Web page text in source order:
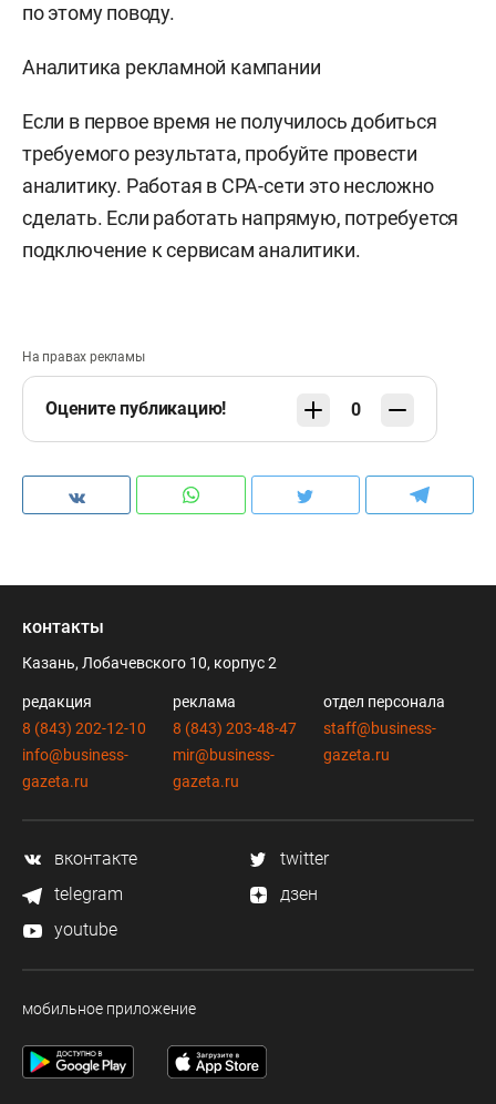
по этому поводу.
Аналитика рекламной кампании
Если в первое время не получилось добиться
требуемого результата, пробуйте провести
аналитику. Работая в CPA-сети это несложно
сделать. Если работать напрямую, потребуется
подключение к сервисам аналитики.
На правах рекламы
Оцените публикацию! 0
контакты
Казань, Лобачевского 10, корпус 2
редакция
8 (843) 202-12-10
info@business-
gazeta.ru
реклама
8 (843) 203-48-47
mir@business-
gazeta.ru
отдел персонала
staff@business-
gazeta.ru
вконтакте
twitter
telegram
дзен
youtube
мобильное приложение